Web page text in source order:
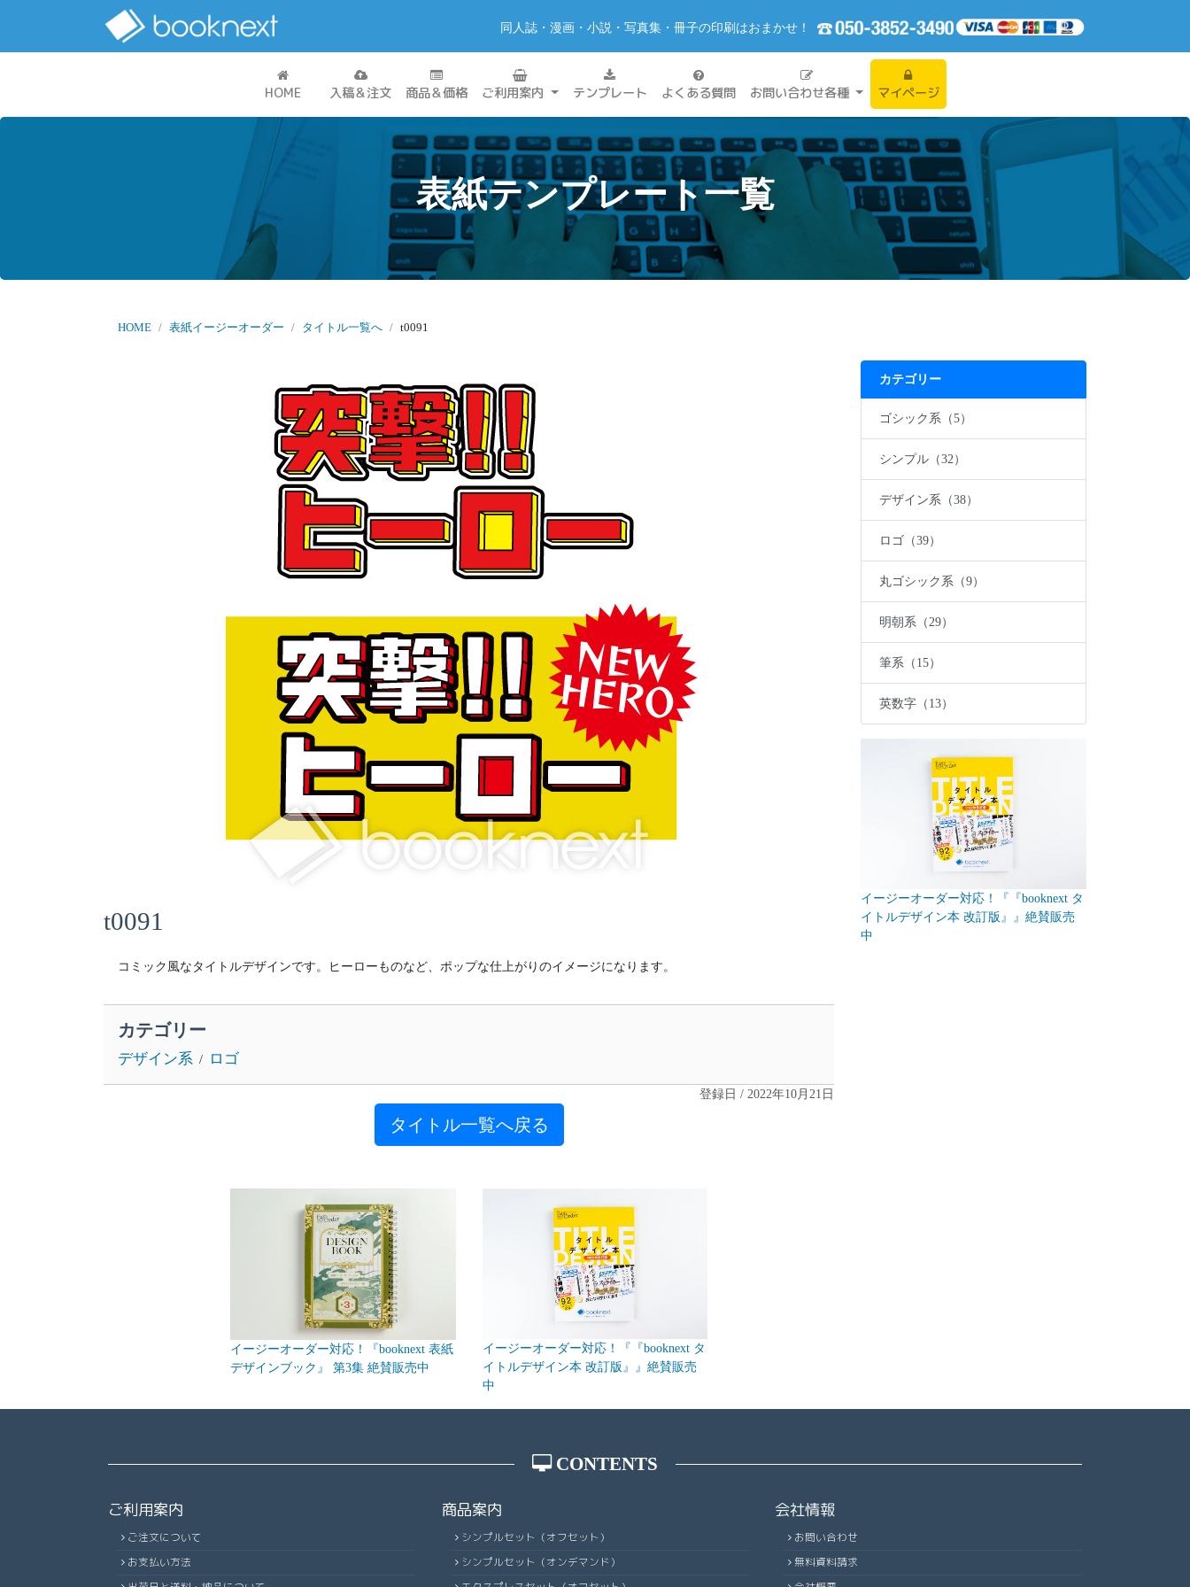
同人誌・漫画・小説・写真集・冊子の印刷はおまかせ！
HOME 入稿＆注文 商品＆価格 ご利用案内 テンプレート よくある質問 お問い合わせ各種 マイページ
表紙テンプレート一覧
HOME 表紙イージーオーダー タイトル一覧へ t0091
t0091
コミック風なタイトルデザインです。ヒーローものなど、ポップな仕上がりのイメージになります。
カテゴリー
デザイン系 ロゴ
登録日 / 2022年10月21日
タイトル一覧へ戻る
イージーオーダー対応！『booknext 表紙
デザインブック』 第3集 絶賛販売中
イージーオーダー対応！『『booknext タ
イトルデザイン本 改訂版』』絶賛販売
中
カテゴリー
ゴシック系（5）
シンプル（32）
デザイン系（38）
ロゴ（39）
丸ゴシック系（9）
明朝系（29）
筆系（15）
英数字（13）
イージーオーダー対応！『『booknext タ
イトルデザイン本 改訂版』』絶賛販売
中
CONTENTS
ご利用案内
ご注文について
お支払い方法
商品案内
シンプルセット（オフセット）
シンプルセット（オンデマンド）
会社情報
お問い合わせ
無料資料請求